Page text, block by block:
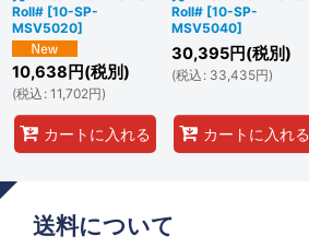
Roll# [10-SP-
MSV5020]
10,638 円(税別)
(税込 : 11,702円)
カートに入れる
Roll# [10-SP-
MSV5040]
30,395円(税別)
(税込 : 33,435円)
カートに入れる
送料について